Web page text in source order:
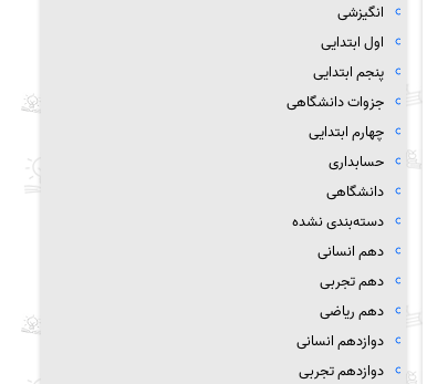
انگیزشی
اول ابتدایی
پنجم ابتدایی
جزوات دانشگاهی
چهارم ابتدایی
حسابداری
دانشگاهی
دسته‌بندی نشده
دهم انسانی
دهم تجربی
دهم ریاضی
دوازدهم انسانی
دوازدهم تجربی